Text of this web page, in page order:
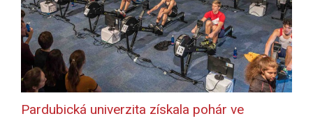
Pardubická univerzita získala pohár ve